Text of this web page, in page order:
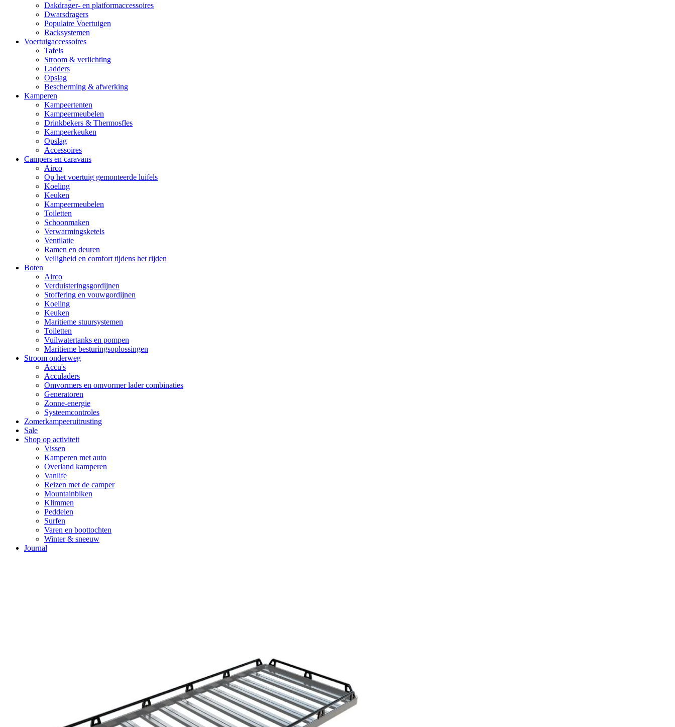
Dakdrager- en platformaccessoires
Dwarsdragers
Populaire Voertuigen
Racksystemen
Voertuigaccessoires
Tafels
Stroom & verlichting
Ladders
Opslag
Bescherming & afwerking
Kamperen
Kampeertenten
Kampeermeubelen
Drinkbekers & Thermosfles
Kampeerkeuken
Opslag
Accessoires
Campers en caravans
Airco
Op het voertuig gemonteerde luifels
Koeling
Keuken
Kampeermeubelen
Toiletten
Schoonmaken
Verwarmingsketels
Ventilatie
Ramen en deuren
Veiligheid en comfort tijdens het rijden
Boten
Airco
Verduisteringsgordijnen
Stoffering en vouwgordijnen
Koeling
Keuken
Maritieme stuursystemen
Toiletten
Vuilwatertanks en pompen
Maritieme besturingsoplossingen
Stroom onderweg
Accu's
Acculaders
Omvormers en omvormer lader combinaties
Generatoren
Zonne-energie
Systeemcontroles
Zomerkampeeruitrusting
Sale
Shop op activiteit
Vissen
Kamperen met auto
Overland kamperen
Vanlife
Reizen met de camper
Mountainbiken
Klimmen
Peddelen
Surfen
Varen en boottochten
Winter & sneeuw
Journal